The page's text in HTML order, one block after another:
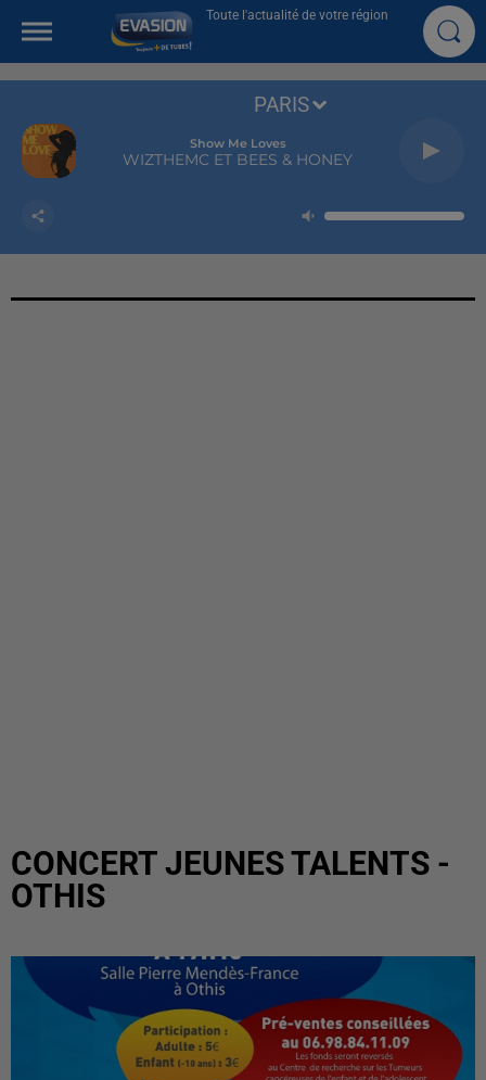
Toute l'actualité de votre région
Show Me Loves
WIZTHEMC ET BEES & HONEY
PARIS
CONCERT JEUNES TALENTS -
OTHIS